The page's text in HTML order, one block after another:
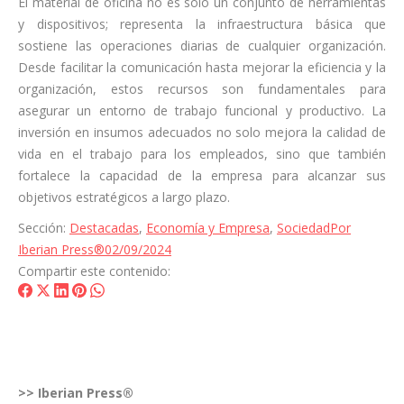
y dispositivos; representa la infraestructura básica que
sostiene las operaciones diarias de cualquier organización.
Desde facilitar la comunicación hasta mejorar la eficiencia y la
organización, estos recursos son fundamentales para
asegurar un entorno de trabajo funcional y productivo. La
inversión en insumos adecuados no solo mejora la calidad de
vida en el trabajo para los empleados, sino que también
fortalece la capacidad de la empresa para alcanzar sus
objetivos estratégicos a largo plazo.
Sección: Destacadas, Economía y Empresa, SociedadPor
Iberian Press®02/09/2024
Compartir este contenido:
ShareShareShare
ShareShare
>> Iberian Press®